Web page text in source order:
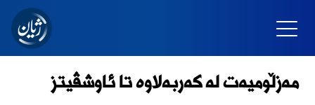
مەزڵومیەت لە کەربەلاوە تا ئاوشڤیتز